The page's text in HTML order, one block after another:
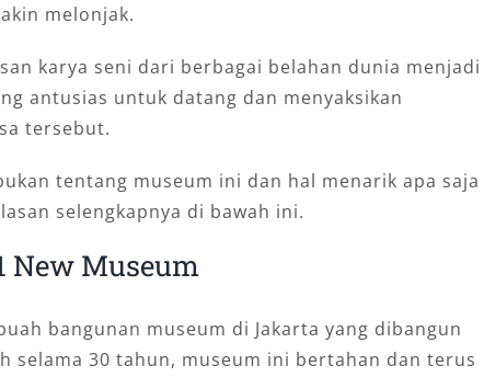
melonjak.
karya seni dari berbagai belahan dunia menjadi
antusias untuk datang dan menyaksikan
tersebut.
tentang museum ini dan hal menarik apa saja
selengkapnya di bawah ini.
New Museum
bangunan museum di Jakarta yang dibangun
selama 30 tahun, museum ini bertahan dan terus